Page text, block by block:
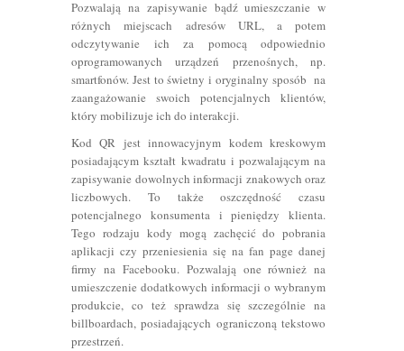
Pozwalają na zapisywanie bądź umieszczanie w
różnych miejscach adresów URL, a potem
odczytywanie ich za pomocą odpowiednio
oprogramowanych urządzeń przenośnych, np.
smartfonów. Jest to świetny i oryginalny sposób na
zaangażowanie swoich potencjalnych klientów,
który mobilizuje ich do interakcji.
Kod QR jest innowacyjnym kodem kreskowym
posiadającym kształt kwadratu i pozwalającym na
zapisywanie dowolnych informacji znakowych oraz
liczbowych. To także oszczędność czasu
potencjalnego konsumenta i pieniędzy klienta.
Tego rodzaju kody mogą zachęcić do pobrania
aplikacji czy przeniesienia się na fan page danej
firmy na Facebooku. Pozwalają one również na
umieszczenie dodatkowych informacji o wybranym
produkcie, co też sprawdza się szczególnie na
billboardach, posiadających ograniczoną tekstowo
przestrzeń.